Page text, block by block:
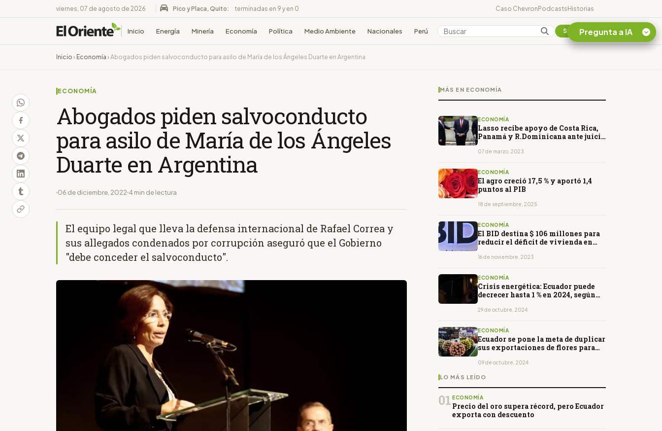
viernes, 07 de agosto de 2026 Pico y Placa, Quito: terminadas en 9 y en 0 Caso ChevronPodcastsHistorias
Inicio Energía Minería Economía Política Medio Ambiente Nacionales Perú Colombia Suscribirse
Inicio › Economía › Abogados piden salvoconducto para asilo de María de los Ángeles Duarte en Argentina
ECONOMÍA
Abogados piden salvoconducto
para asilo de María de los Ángeles
Duarte en Argentina
06 de diciembre, 2022 4 min de lectura
El equipo legal que lleva la defensa internacional de Rafael Correa y
sus allegados condenados por corrupción aseguró que el Gobierno
"debe conceder el salvoconducto".
MÁS EN ECONOMÍA
ECONOMÍA
Lasso recibe apoyo de Costa Rica,
Panamá y R.Dominicana ante juicio
07 de marzo, 2023
ECONOMÍA
El agro creció 17,5 % y aportó 1,4
puntos al PIB
18 de septiembre, 2025
ECONOMÍA
El BID destina $ 106 millones para
reducir el déficit de vivienda en
16 de noviembre, 2023
ECONOMÍA
Crisis energética: Ecuador puede
decrecer hasta 1 % en 2024, según
29 de octubre, 2024
ECONOMÍA
Ecuador se pone la meta de duplicar
sus exportaciones de flores para
09 de octubre, 2024
LO MÁS LEÍDO
01 ECONOMÍA
Precio del oro supera récord, pero Ecuador
exporta con descuento
Pregunta a IA
¿En que consiste la